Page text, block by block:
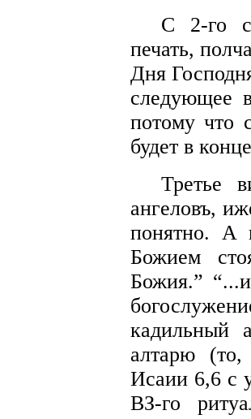
С 2-го
печать,
Дня
следующее
потому что
будет в
Третье
ангеловъ,
понятно. А
Божием
Божия.”
кадильный
алтарю
Исаии 6,6 с
ВЗ-го